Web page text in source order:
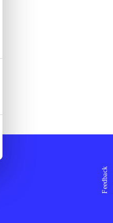
Feedback